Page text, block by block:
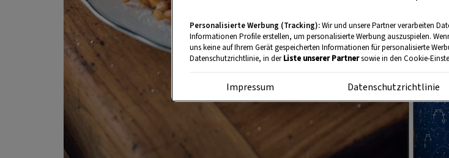
Personalisierte Werbung (Tracking):Wir und unsere Partner verarbeiten
Informationen Profile erstellen, um personalisierte Werbung auszuspielen.
uns keine auf Ihrem Gerät gespeicherten Informationen für personalisierte
Datenschutzrichtlinie, in derListe unserer Partnersowie in den Cookie-
Impressum Datenschutzrichtlinie